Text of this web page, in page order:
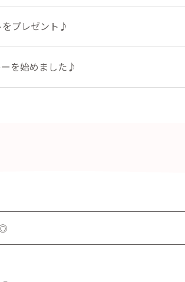
をプレゼント♪
を始めました♪